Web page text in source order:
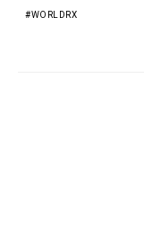
WORLDRX